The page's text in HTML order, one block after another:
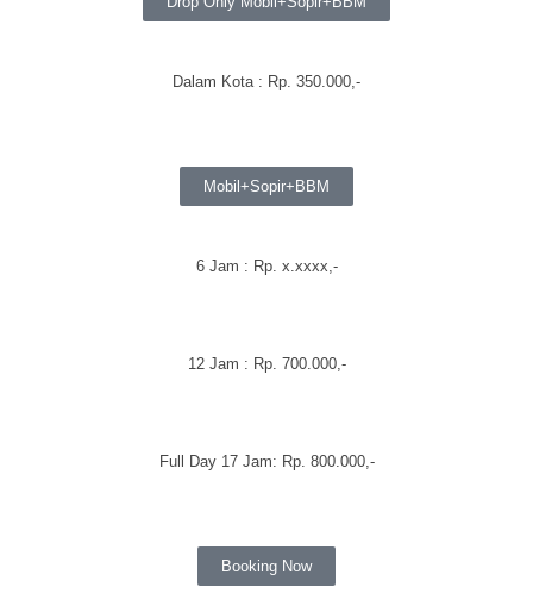
Dalam Kota : Rp. 350.000,-
Mobil+Sopir+BBM
6 Jam : Rp. x.xxxx,-
12 Jam : Rp. 700.000,-
Full Day 17 Jam: Rp. 800.000,-
Booking Now